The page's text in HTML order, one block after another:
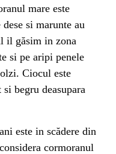
mare este
si marunte au
il găsim in zona
si pe aripi penele
Ciocul este
begru deasupara
este in scădere din
cormoranul